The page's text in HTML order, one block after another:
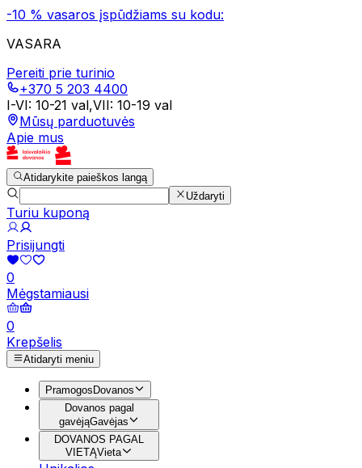
-10 % vasaros įspūdžiams su kodu:
VASARA
Pereiti prie turinio
+370 5 203 4400
I-VI: 10-21 val,VII: 10-19 val
Mūsų parduotuvės
Apie mus
Atidarykite paieškos langą
Uždaryti
Turiu kuponą
Prisijungti
0
Mėgstamiausi
0
Krepšelis
Atidaryti meniu
Pramogos Dovanos
Dovanos pagal
gavėjąGavėjas
DOVANOS PAGAL
VIETĄVieta